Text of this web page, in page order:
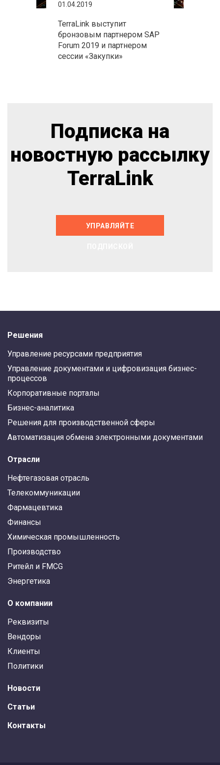
01.04.2019
TerraLink выступит
бронзовым партнером SAP
Forum 2019 и партнером
сессии «Закупки»
Подписка на
новостную рассылку
TerraLink
УПРАВЛЯЙТЕ
Решения
Управление ресурсами предприятия
Управление документами и цифровизация бизнес-
процессов
Корпоративные порталы
Бизнес-аналитика
Решения для производственной сферы
Автоматизация обмена электронными документами
Отрасли
Нефтегазовая отрасль
Телекоммуникации
Фармацевтика
Финансы
Химическая промышленность
Производство
Ритейл и FMCG
Энергетика
О компании
Реквизиты
Вендоры
Клиенты
Политики
Новости
Статьи
Контакты